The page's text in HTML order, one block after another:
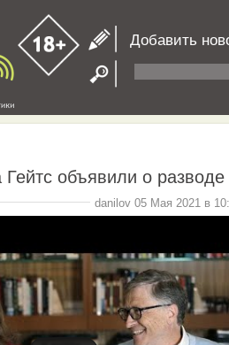
Добавить
объявили о разводе
danilov 05 Мая 2021 в